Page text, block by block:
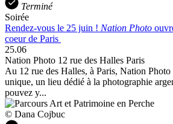
Terminé
Soirée
Rendez-vous le 25 juin ! Nation Photo
coeur de Paris
25.06
Nation Photo 12 rue des Halles Paris
Au 12 rue des Halles, à Paris, Nation
unique, un lieu dédié à la photographie
pouvez y...
© Dana Cojbuc